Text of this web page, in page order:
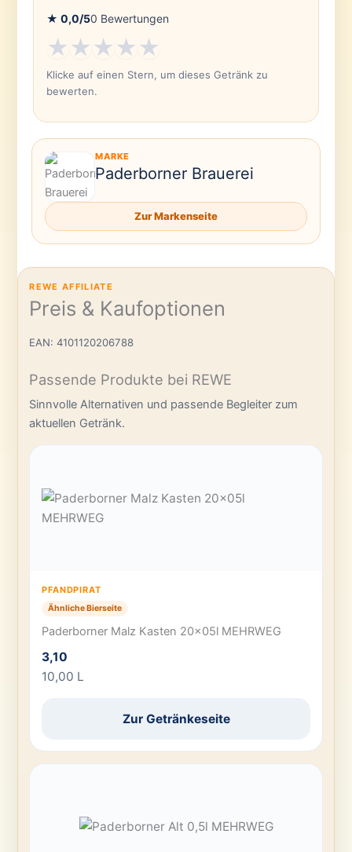
★ 0,0/50 Bewertungen
★★★★★
Klicke auf einen Stern, um dieses Getränk zu
bewerten.
MARKE
Paderborner Brauerei
Zur Markenseite
REWE AFFILIATE
Preis & Kaufoptionen
EAN: 4101120206788
Passende Produkte bei REWE
Sinnvolle Alternativen und passende Begleiter zum
aktuellen Getränk.
PFANDPIRAT
Ähnliche Bierseite
Paderborner Malz Kasten 20x05l MEHRWEG
3,10
10,00 L
Zur Getränkeseite